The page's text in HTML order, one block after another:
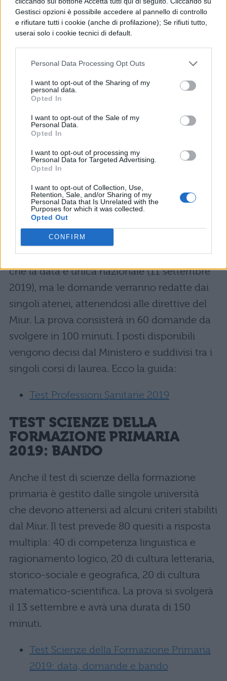
Gestisci opzioni è possibile accedere al pannello di controllo
e rifiutare tutti i cookie (anche di profilazione); Se rifiuti tutto,
userai solo i cookie tecnici di default.
Personal Data Processing Opt Outs
I want to opt-out of the Sharing of my
personal data.
Opted In
I want to opt-out of the Sale of my
Personal Data.
Opted In
I want to opt-out of processing my
Personal Data for Targeted Advertising.
Opted In
I want to opt-out of Collection, Use,
Retention, Sale, and/or Sharing of my
Personal Data that Is Unrelated with the
Purposes for which it was collected.
Opted Out
CONFIRM
TEST INGRESSO
ARCHITETTURA 2019:
BANDO
Anche in questo caso la prova consisterà in
60 questi a risposta multipla da svolgere in
100 minuti. La data del test è fissata per il 5
avverranno sul sito Universitaly dal 17 giugno
sarà pubblicata l’1 ottobre. Scopri di più:
Test Architettura 2019: il bando del Miur
TEST PROFESSIONI
SANITARIE 2019: BANDO
Nel caso di Professioni sanitarie, ricordiamo
che la data è unica nazionale (11 settembre
2019), ma le domande verranno redatte dai
singoli atenei, attenendosi alle direttive del
Miur. La prova consisterà in 60 domande da
svolgere in 100 minuti. I posti disponibili
vengono decisi dal Ministero e suddivisi tra i
singoli corsi di laurea. Ecco la guida:
Test Professioni Sanitarie 2019
TEST SCIENZE DELLA
FORMAZIONE PRIMARIA
2019: BANDO
Anche il test di scienze della formazione
primaria è gestito dalle singole università
che devono attenersi ad alcuni criteri stabiliti
dal Miur. Il test prevede 80 quesiti a risposta
multipla: 40 di competenza linguistica e
ragionamento logico, 20 di cultura letteraria,
storico-sociale e geografica, 20 di cultura
matematico-scientifica. La prova si svolgerà
il 13 settembre e avrà una durata di 150
minuti.
Test Scienze della Formazione Primaria
2019: data, domande e bando